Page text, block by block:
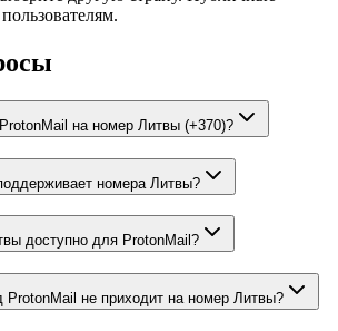
на номер Литвы (+370)?
номера Литвы?
доступно для ProtonMail?
ProtonMail не приходит на номер Литвы?